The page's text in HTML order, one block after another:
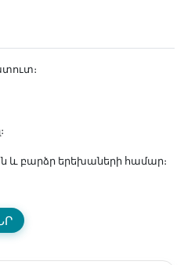
և բարձր երեխաների համար։